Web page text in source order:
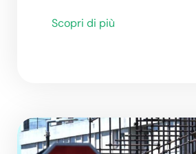
Scopri di più